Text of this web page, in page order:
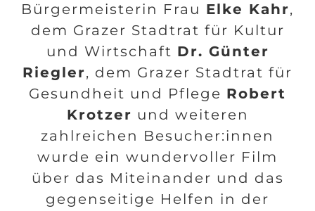
Bürgermeisterin Frau Elke Kahr,
dem Grazer Stadtrat für Kultur
und Wirtschaft Dr. Günter
Riegler, dem Grazer Stadtrat für
Gesundheit und Pflege Robert
Krotzer und weiteren
zahlreichen Besucher:innen
wurde ein wundervoller Film
über das Miteinander und das
gegenseitige Helfen in der